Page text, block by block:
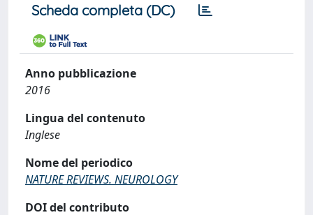
Scheda completa (DC)
Anno pubblicazione
2016
Lingua del contenuto
Inglese
Nome del periodico
NATURE REVIEWS. NEUROLOGY
DOI del contributo